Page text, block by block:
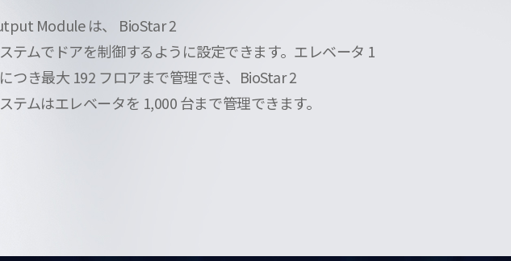
Module は、 BioStar 2
テムでドアを制御するように設定できます。エレベータ 1
つき最大 192 フロアまで管理でき、BioStar 2
テムはエレベータを 1,000 台まで管理できます。